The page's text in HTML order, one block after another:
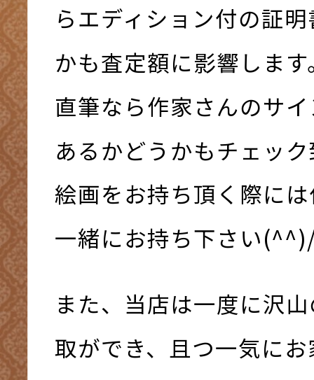
らエディション付の証
かも査定額に影響します
直筆なら作家さんのサ
あるかどうかもチェッ
絵画をお持ち頂く際に
一緒にお持ち下さい
また、当店は一度に沢
取ができ、且つ一気に